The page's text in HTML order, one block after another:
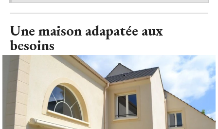
Une maison adapatée aux
besoins